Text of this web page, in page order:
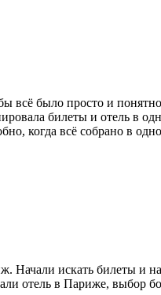
всё было просто и
билеты и отель в
когда всё собрано в
Начали искать билеты и
отель в Париже, выбор